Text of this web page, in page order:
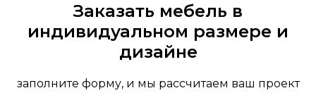
Заказать мебель в
индивидуальном размере и
дизайне
заполните форму, и мы рассчитаем ваш проект